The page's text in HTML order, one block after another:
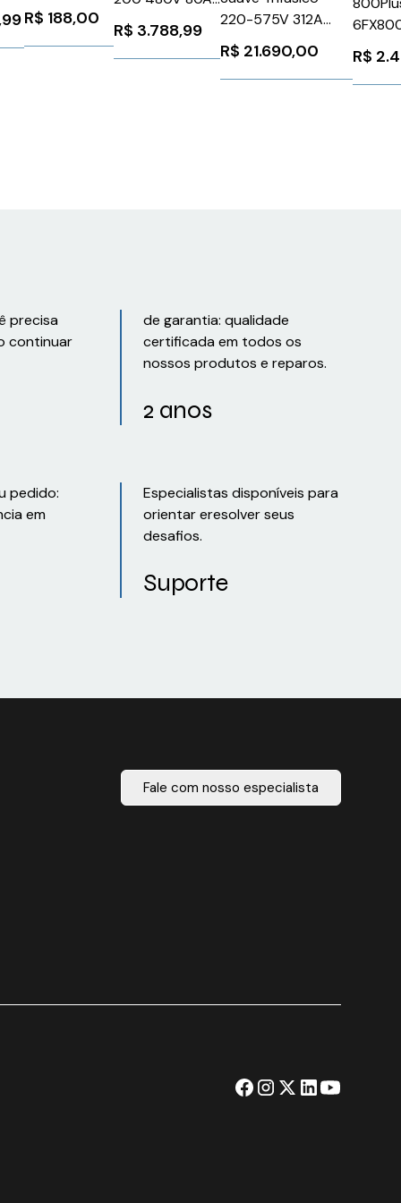
AA0621.1
R$ 188,00
24V Siemens
3RW30461BB04
R$ 3.788,99
220-575V 312A
110V
SSW900D0312T5E3
WEG Weg 13256762
R$ 21.690,00 R$
precisa
continuar
de garantia: qualidade
certificada em todos os
nossos produtos e reparos.
2 anos
pedido:
em
Especialistas disponíveis para
orientar eresolver seus
desafios.
Suporte
Fale com nosso especialista